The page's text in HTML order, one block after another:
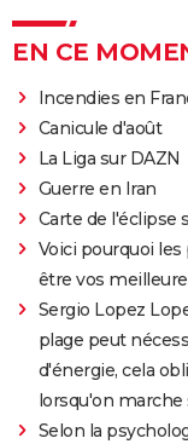
EN CE
Incendies en
Canicule d'août
La Liga sur DAZN
Guerre en Iran
Carte de l'éclipse
Voici pourquoi
être vos
Sergio Lopez
plage peut
d'énergie, cela
lorsqu'on
Selon la